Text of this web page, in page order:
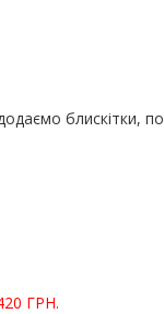
блискітки,
ГРН.